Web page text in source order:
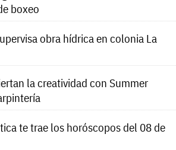
boxeo
obra hídrica en colonia La
la creatividad con Summer
te trae los horóscopos del 08 de